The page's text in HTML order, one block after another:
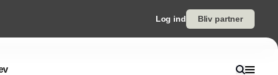
Log ind Bliv partner